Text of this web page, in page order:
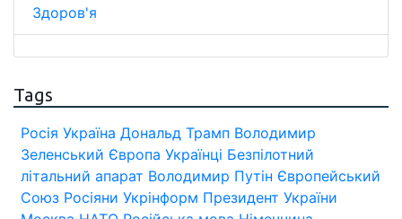
Здоров'я
Tags
Росія Україна Дональд Трамп Володимир
Зеленський Європа Українці Безпілотний
літальний апарат Володимир Путін Європейський
Союз Росіяни Укрінформ Президент України